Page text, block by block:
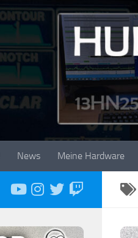
News Meine Hardware